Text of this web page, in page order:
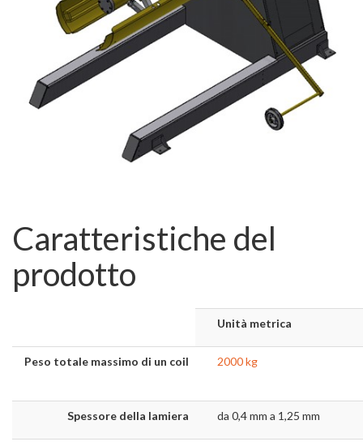
Caratteristiche del
prodotto
Unità metrica
Peso totale massimo di un coil 2000 kg
Spessore della lamiera da 0,4 mm a 1,25 mm